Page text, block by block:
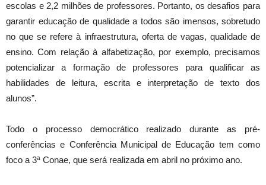
escolas e 2,2 milhões de professores. Portanto, os desafios para
garantir educação de qualidade a todos são imensos, sobretudo
no que se refere à infraestrutura, oferta de vagas, qualidade de
ensino. Com relação à alfabetização, por exemplo, precisamos
potencializar a formação de professores para qualificar as
habilidades de leitura, escrita e interpretação de texto dos
alunos”.
Todo o processo democrático realizado durante as pré-
conferências e Conferência Municipal de Educação tem como
foco a 3ª Conae, que será realizada em abril no próximo ano.